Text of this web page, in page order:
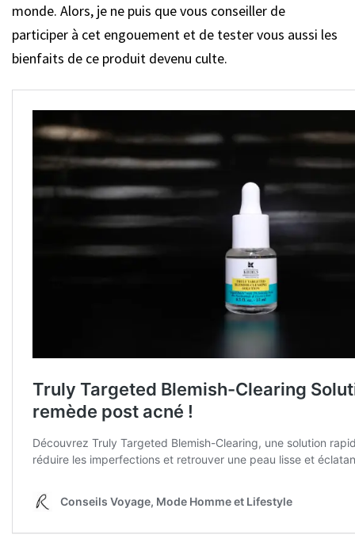
monde. Alors, je ne puis que vous conseiller de
participer à cet engouement et de tester vous aussi les
bienfaits de ce produit devenu culte.